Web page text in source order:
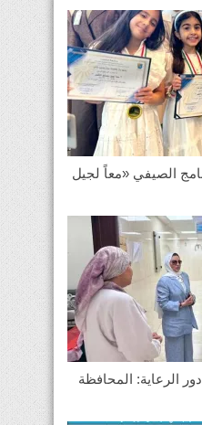
الصيفي «معاً لجيل
الرعاية: المحافظة